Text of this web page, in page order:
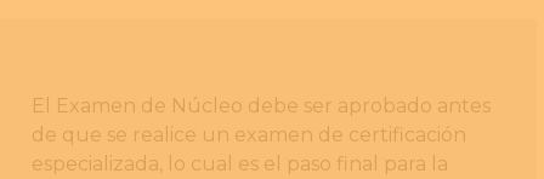
El Examen de Núcleo debe ser aprobado antes
de que se realice un examen de certificación
especializada, lo cual es el paso final para la